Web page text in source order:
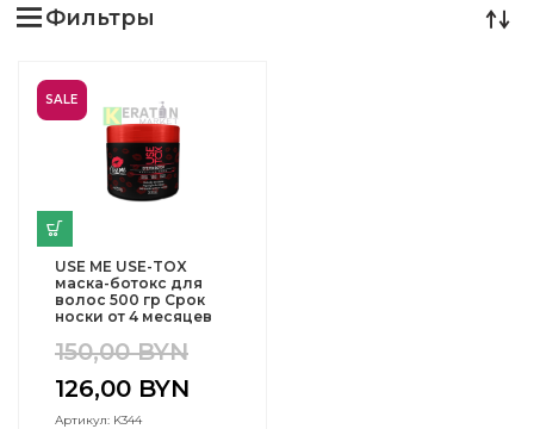
Фильтры
SALE
USE ME USE-TOX
маска-ботокс для
волос 500 гр Срок
носки от 4 месяцев
150,00BYN
126,00 BYN
Артикул: K344